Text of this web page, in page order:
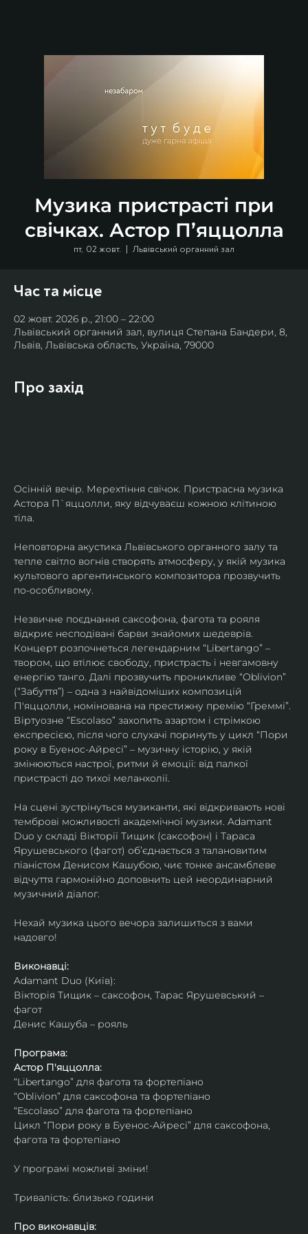
Музика пристрасті при
свічках. Астор П’яццолла
пт, 02 жовт.
  |
Львівський органний зал
Час та місце
02 жовт. 2026 р., 21:00 – 22:00
Львівський органний зал, вулиця Степана Бандери, 8,
Львів, Львівська область, Україна, 79000
Про захід
Осінній вечір. Мерехтіння свічок. Пристрасна музика
Астора П`яццолли, яку відчуваєш кожною клітиною
тіла.
Неповторна акустика Львівського органного залу та
тепле світло вогнів створять атмосферу, у якій музика
культового аргентинського композитора прозвучить
по-особливому.
Незвичне поєднання саксофона, фагота та рояля
відкриє несподівані барви знайомих шедеврів.
Концерт розпочнеться легендарним “Libertango” –
твором, що втілює свободу, пристрасть і невгамовну
енергію танго. Далі прозвучить проникливе “Oblivion”
(“Забуття”) – одна з найвідоміших композицій
П'яццолли, номінована на престижну премію “Греммі”.
Віртуозне “Escolaso” захопить азартом і стрімкою
експресією, після чого слухачі поринуть у цикл “Пори
року в Буенос-Айресі” – музичну історію, у якій
змінюються настрої, ритми й емоції: від палкої
пристрасті до тихої меланхолії.
На сцені зустрінуться музиканти, які відкривають нові
темброві можливості академічної музики. Adamant
Duo у складі Вікторії Тищик (саксофон) і Тараса
Ярушевського (фагот) об’єднається з талановитим
піаністом Денисом Кашубою, чиє тонке ансамблеве
відчуття гармонійно доповнить цей неординарний
музичний діалог.
Нехай музика цього вечора залишиться з вами
надовго!
Виконавці:
Adamant Duo (Київ):
Вікторія Тищик – саксофон, Тарас Ярушевський –
фагот
Денис Кашуба – рояль
Програма:
Астор П'яццолла:
“Libertango” для фагота та фортепіано
“Oblivion” для саксофона та фортепіано
“Escolaso” для фагота та фортепіано
Цикл “Пори року в Буенос-Айресі” для саксофона,
фагота та фортепіано
У програмі можливі зміни!
Тривалість: близько години
Про виконавців: